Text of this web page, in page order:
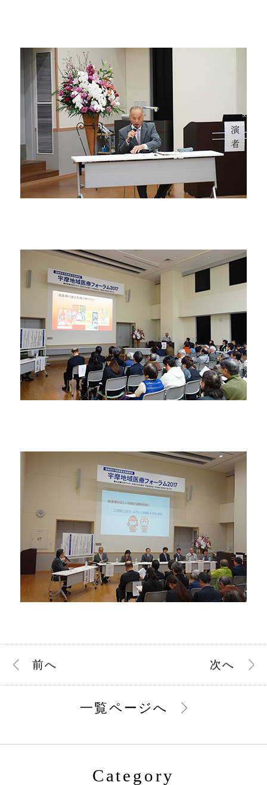
前へ 次へ
一覧ページへ
Category